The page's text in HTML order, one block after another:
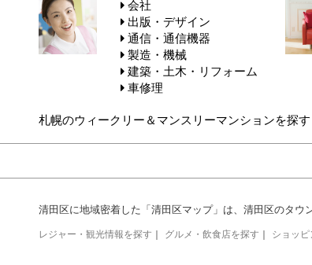
会社
出版・デザイン
通信・通信機器
製造・機械
建築・土木・リフォーム
車修理
札幌のウィークリー＆マンスリーマンションを探す
清田区に地域密着した「清田区マップ」は、清田区のタウ
レジャー・観光情報を探す ｜ グルメ・飲食店を探す ｜ ショッ